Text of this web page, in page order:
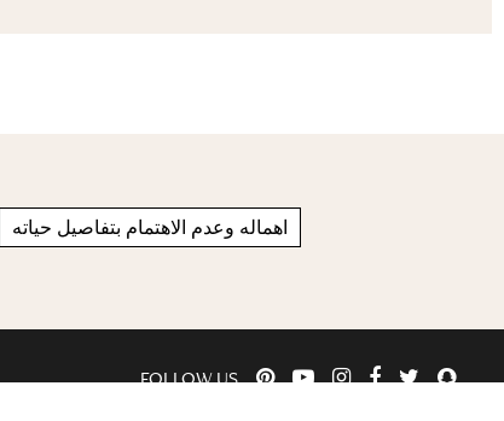
اهماله وعدم الاهتمام بتفاصيل حياته
FOLLOW US